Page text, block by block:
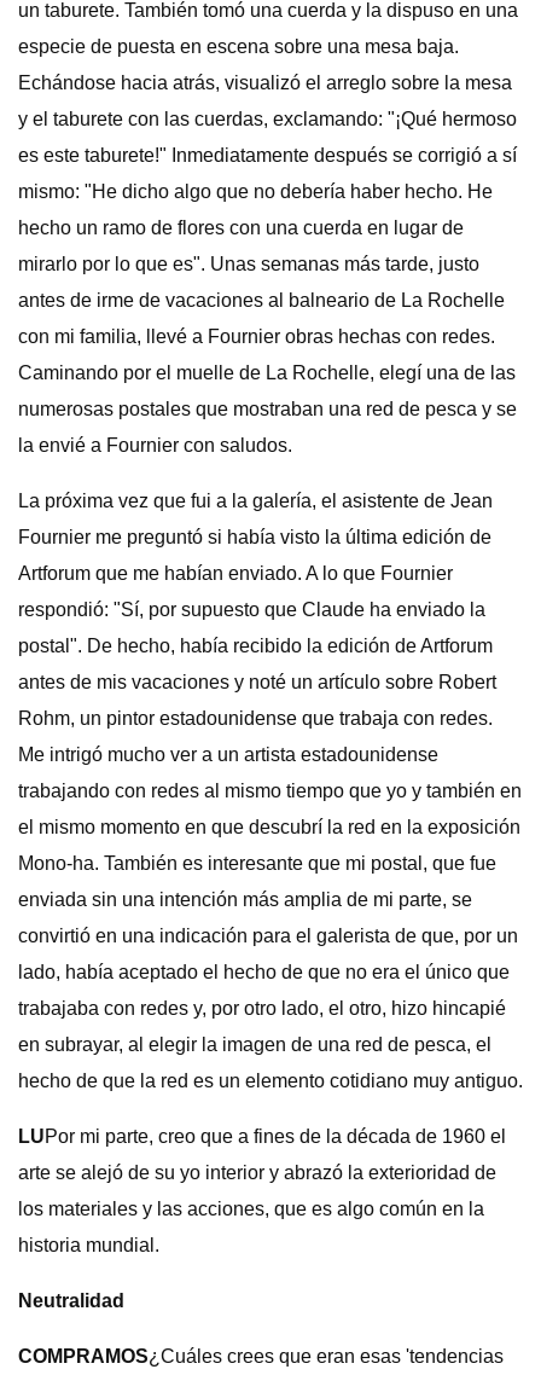
un taburete. También tomó una cuerda y la dispuso en una
especie de puesta en escena sobre una mesa baja.
Echándose hacia atrás, visualizó el arreglo sobre la mesa
y el taburete con las cuerdas, exclamando: "¡Qué hermoso
es este taburete!" Inmediatamente después se corrigió a sí
mismo: "He dicho algo que no debería haber hecho. He
hecho un ramo de flores con una cuerda en lugar de
mirarlo por lo que es". Unas semanas más tarde, justo
antes de irme de vacaciones al balneario de La Rochelle
con mi familia, llevé a Fournier obras hechas con redes.
Caminando por el muelle de La Rochelle, elegí una de las
numerosas postales que mostraban una red de pesca y se
la envié a Fournier con saludos.
La próxima vez que fui a la galería, el asistente de Jean
Fournier me preguntó si había visto la última edición de
Artforum que me habían enviado. A lo que Fournier
respondió: "Sí, por supuesto que Claude ha enviado la
postal". De hecho, había recibido la edición de Artforum
antes de mis vacaciones y noté un artículo sobre Robert
Rohm, un pintor estadounidense que trabaja con redes.
Me intrigó mucho ver a un artista estadounidense
trabajando con redes al mismo tiempo que yo y también en
el mismo momento en que descubrí la red en la exposición
Mono-ha. También es interesante que mi postal, que fue
enviada sin una intención más amplia de mi parte, se
convirtió en una indicación para el galerista de que, por un
lado, había aceptado el hecho de que no era el único que
trabajaba con redes y, por otro lado, el otro, hizo hincapié
en subrayar, al elegir la imagen de una red de pesca, el
hecho de que la red es un elemento cotidiano muy antiguo.
LUPor mi parte, creo que a fines de la década de 1960 el
arte se alejó de su yo interior y abrazó la exterioridad de
los materiales y las acciones, que es algo común en la
historia mundial.
Neutralidad
COMPRAMOS¿Cuáles crees que eran esas 'tendencias